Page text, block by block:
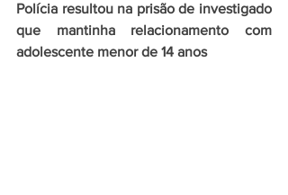
Polícia resultou na prisão de investigado
que mantinha relacionamento com
adolescente menor de 14 anos